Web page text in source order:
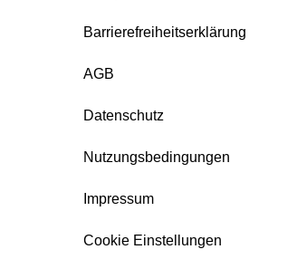
Barrierefreiheitserklärung
AGB
Datenschutz
Nutzungsbedingungen
Impressum
Cookie Einstellungen